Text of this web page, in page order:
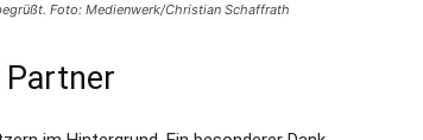
Foto: Medienwerk/Christian Schaffrath
Partner